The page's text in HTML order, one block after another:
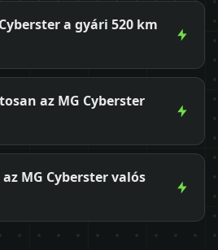
a gyári 520 km
az MG Cyberster
MG Cyberster valós